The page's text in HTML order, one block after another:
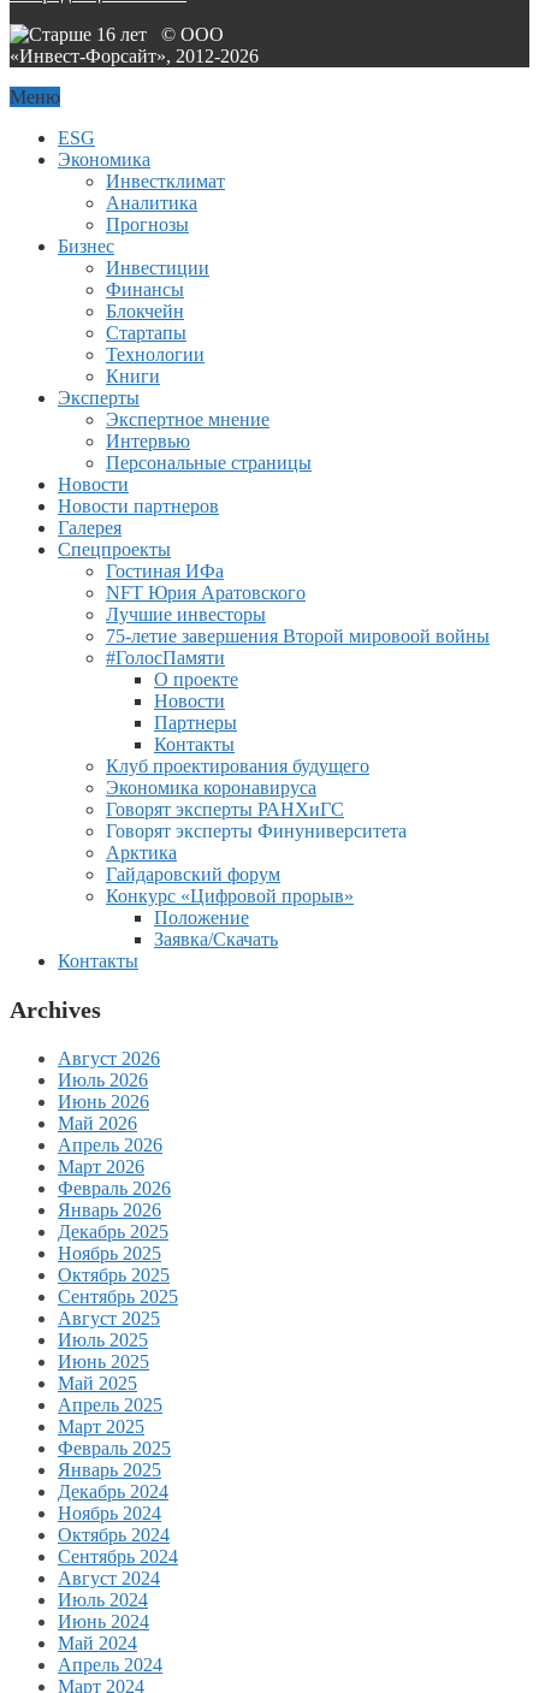
© ООО
«Инвест-Форсайт», 2012-2026
Меню
ESG
Экономика
Инвестклимат
Аналитика
Прогнозы
Бизнес
Инвестиции
Финансы
Блокчейн
Стартапы
Технологии
Книги
Эксперты
Экспертное мнение
Интервью
Персональные страницы
Новости
Новости партнеров
Галерея
Спецпроекты
Гостиная ИФа
NFT Юрия Аратовского
Лучшие инвесторы
75-летие завершения Второй мировоой войны
#ГолосПамяти
О проекте
Новости
Партнеры
Контакты
Клуб проектирования будущего
Экономика коронавируса
Говорят эксперты РАНХиГС
Говорят эксперты Финуниверситета
Арктика
Гайдаровский форум
Конкурс «Цифровой прорыв»
Положение
Заявка/Скачать
Контакты
Archives
Август 2026
Июль 2026
Июнь 2026
Май 2026
Апрель 2026
Март 2026
Февраль 2026
Январь 2026
Декабрь 2025
Ноябрь 2025
Октябрь 2025
Сентябрь 2025
Август 2025
Июль 2025
Июнь 2025
Май 2025
Апрель 2025
Март 2025
Февраль 2025
Январь 2025
Декабрь 2024
Ноябрь 2024
Октябрь 2024
Сентябрь 2024
Август 2024
Июль 2024
Июнь 2024
Май 2024
Апрель 2024
Март 2024